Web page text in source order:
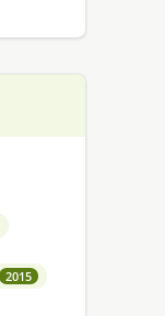
2015